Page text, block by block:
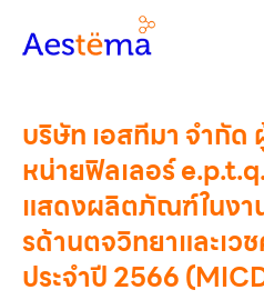
บริษัท เอสทีมา จำกัด
หน่ายฟิลเลอร์
แสดงผลิตภัณฑ์ในงา
รด้านตจวิทยาและเว
ประจำปี 2566